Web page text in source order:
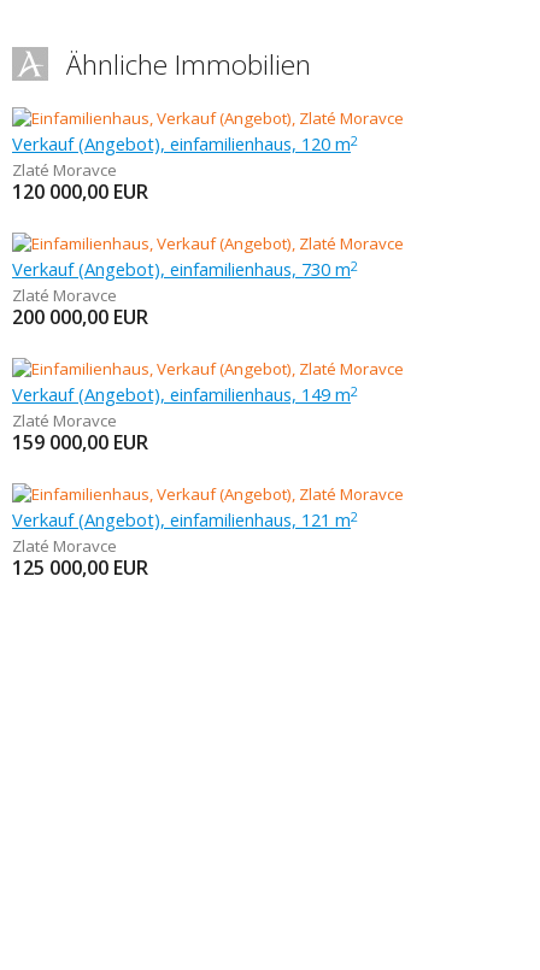
Ähnliche Immobilien
Verkauf (Angebot), einfamilienhaus, 120 m2
Zlaté Moravce
120 000,00 EUR
Verkauf (Angebot), einfamilienhaus, 730 m2
Zlaté Moravce
200 000,00 EUR
Verkauf (Angebot), einfamilienhaus, 149 m2
Zlaté Moravce
159 000,00 EUR
Verkauf (Angebot), einfamilienhaus, 121 m2
Zlaté Moravce
125 000,00 EUR